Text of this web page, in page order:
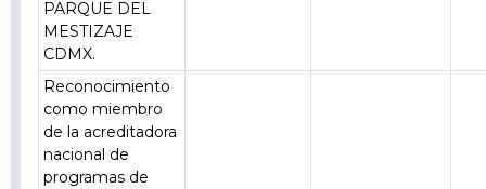
PARQUE DEL
MESTIZAJE
CDMX.
Reconocimiento
como miembro
de la acreditadora
nacional de
programas de